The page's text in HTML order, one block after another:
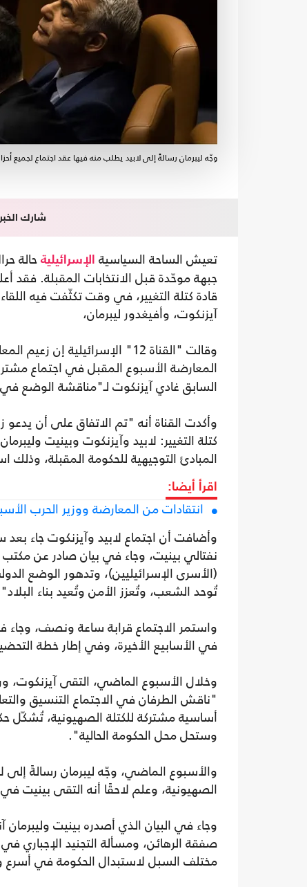
وجّه ليبرمان رسالةً إلى لابيد يطلب منه فيها عقد اجتماع لجميع
شارك الخبر
تعيش الساحة السياسية الإسرائيلية حالة
جبهة موحّدة قبل الانتخابات المقبلة. فقد
قادة كتلة التغيير، في وقت تكثّفت فيه
آيزنكوت، وأفيغدور ليبرمان،
وقالت "القناة 12" الإسرائيلية
المعارضة الأسبوع المقبل في اجتماع
السابق غادي آيزنكوت لـ"مناقشة الوضع
وأكدت القناة أنه "تم الاتفاق على أن
كتلة التغيير: لابيد وآيزنكوت وبينيت
المبادئ التوجيهية للحكومة المقبلة، وذلك
اقرأ أيضا:
انتقادات من المعارضة ووزير الحرب
وأضافت أن اجتماع لابيد وآيزنكوت جاء بعد
نفتالي بينيت، وجاء في بيان صادر عن
(الأسرى الإسرائيليين)، وتدهور الوضع
تُوحد الشعب، وتُعزز الأمن وتُعيد بناء
واستمر الاجتماع قرابة ساعة ونصف،
في الأسابيع الأخيرة، وفي إطار خطة
وخلال الأسبوع الماضي، التقى آيزنكوت،
"ناقش الطرفان في الاجتماع التنسيق
أساسية مشتركة للكتلة الصهيونية، تُشكّل
وستحل محل الحكومة الحالية".
والأسبوع الماضي، وجّه ليبرمان رسالةً إلى
الصهيونية، وعلم لاحقًا أنه التقى بينيت
وجاء في البيان الذي أصدره بينيت
صفقة الرهائن، ومسألة التجنيد الإجباري
مختلف السبل لاستبدال الحكومة في